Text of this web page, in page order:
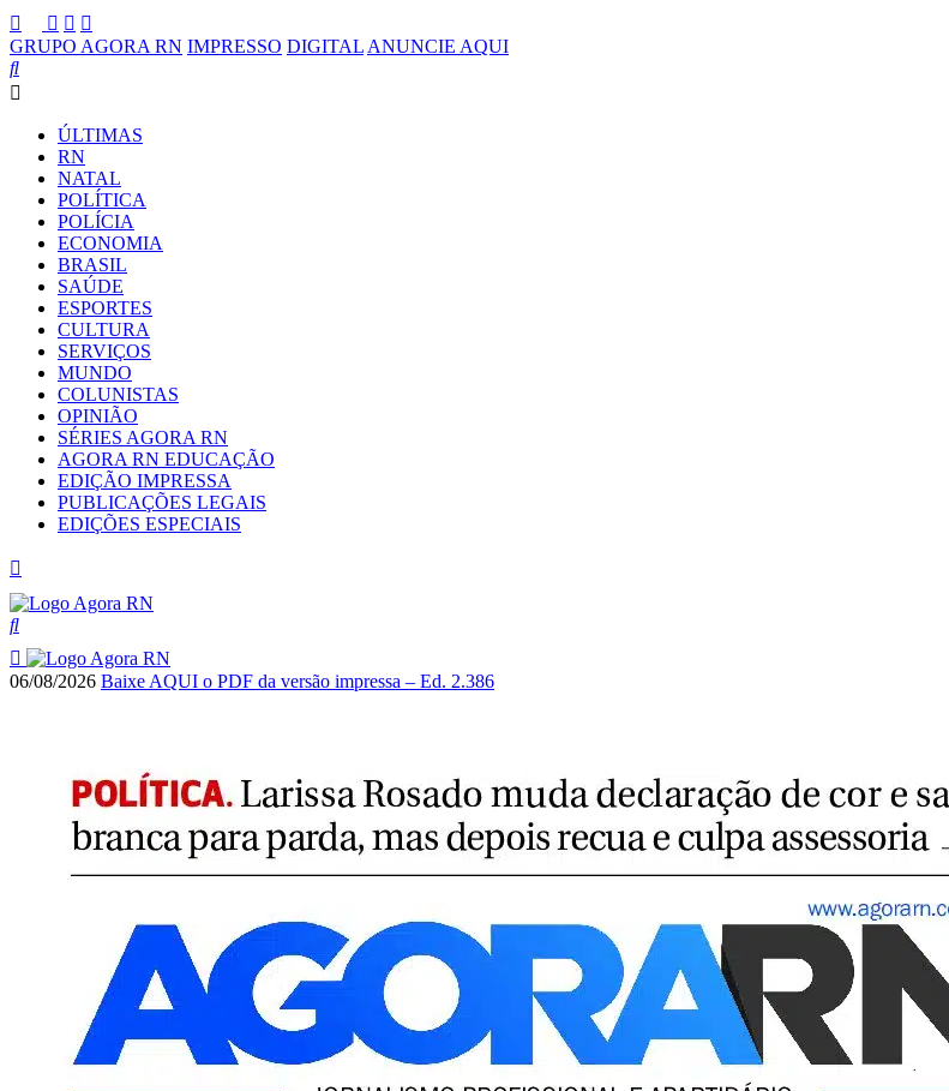
GRUPO AGORA RN IMPRESSO DIGITAL ANUNCIE AQUI
ÚLTIMAS
RN
NATAL
POLÍTICA
POLÍCIA
ECONOMIA
BRASIL
SAÚDE
ESPORTES
CULTURA
SERVIÇOS
MUNDO
COLUNISTAS
OPINIÃO
SÉRIES AGORA RN
AGORA RN EDUCAÇÃO
EDIÇÃO IMPRESSA
PUBLICAÇÕES LEGAIS
EDIÇÕES ESPECIAIS
06/08/2026 Baixe AQUI o PDF da versão impressa – Ed. 2.386